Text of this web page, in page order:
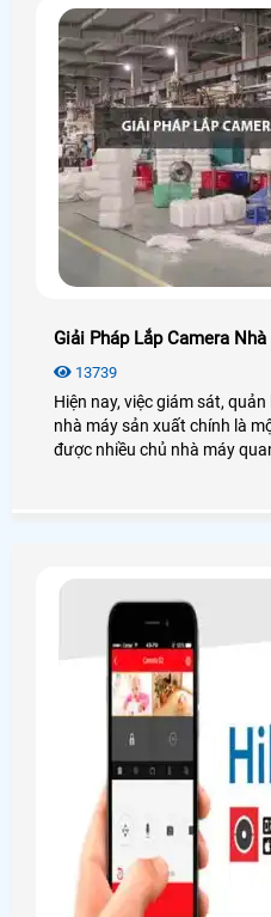
Giải Pháp Lắp Camera
13739
Hiện nay, việc giám sát,
nhà máy sản xuất chính là
được nhiều chủ nhà máy quan tâm